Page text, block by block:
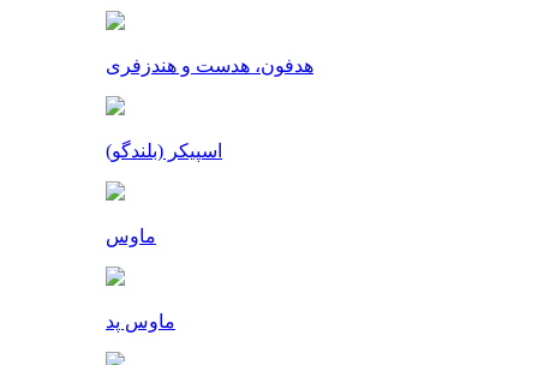
هدفون، هدست و هندزفری
اسپیکر (بلندگو)
ماوس
ماوس پد